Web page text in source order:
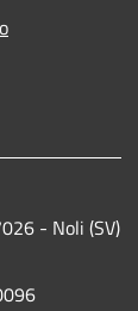
- Noli (SV)